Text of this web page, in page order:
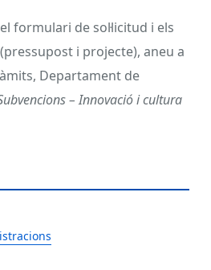
formulari de sol·licitud i els
i projecte), aneu a
Departament de
– Innovació i cultura